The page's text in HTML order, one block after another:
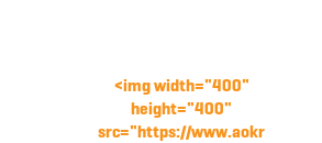
<img width="400"
height="400"
src="https://www.aokr